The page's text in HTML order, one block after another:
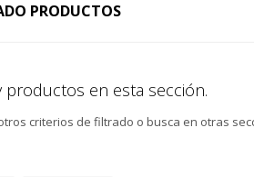
PRODUCTOS
productos en esta sección.
criterios de filtrado o busca en otras